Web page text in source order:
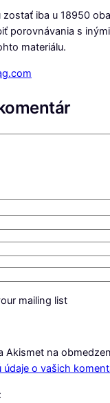
iba u 18950
porovnávania s
materiálu.
mailing list
Akismet na
údaje o vašich